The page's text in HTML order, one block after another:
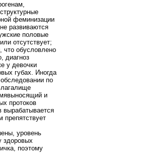
феминизации
развиваются
половые
отсутствует;
обусловлено
диагноз
у девочки
губах. Иногда
по
и
протоков
вырабатывается
препятствует
уровень
здоровых
поэтому